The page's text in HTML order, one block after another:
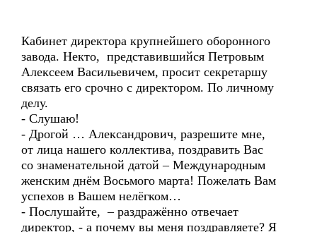
Кабинет директора крупнейшего оборонного
завода. Некто, представившийся Петровым
Алексеем Васильевичем, просит секретаршу
связать его срочно с директором. По личному
делу.
- Слушаю!
- Дрогой … Александрович, разрешите мне,
от лица нашего коллектива, поздравить Вас
со знаменательной датой – Международным
женским днём Восьмого марта! Пожелать Вам
успехов в Вашем нелёгком…
- Послушайте, – раздражённо отвечает
директор, - а почему вы меня поздравляете? Я